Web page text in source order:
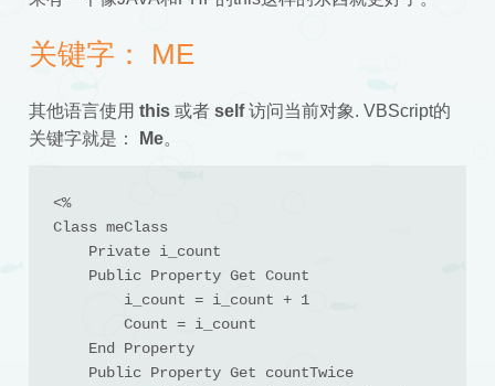
关键字： ME
其他语言使用 this或者 self访问当前对象. VBScript的
关键字就是：
Me。
<%
Class meClass